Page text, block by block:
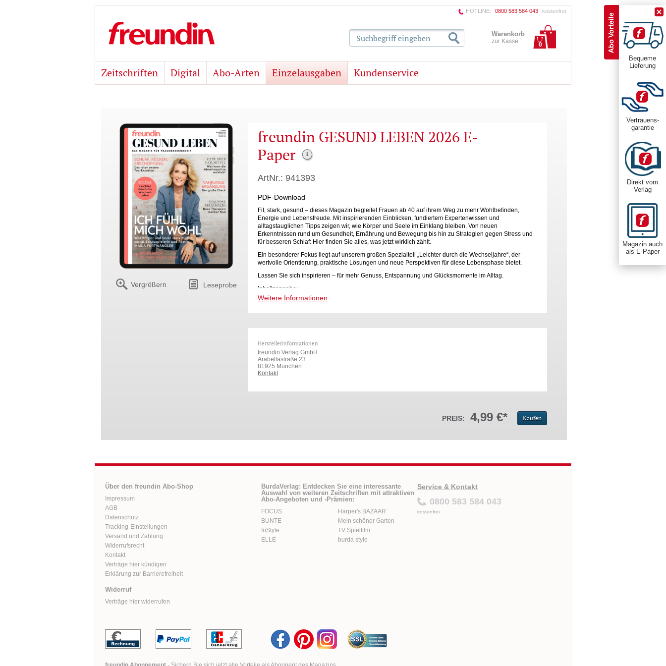
HOTLINE: 0800 583 584 043 kostenfrei
Zeitschriften Digital Abo-Arten Einzelausgaben Kundenservice
Warenkorb
zur Kasse 0
Suchbegriff eingeben
Vergrößern Leseprobe
freundin GESUND LEBEN 2026 E-
Paper
ArtNr.: 941393
PDF-Download
Fit, stark, gesund – dieses Magazin begleitet Frauen ab 40 auf ihrem Weg zu mehr Wohlbefinden,
Energie und Lebensfreude. Mit inspirierenden Einblicken, fundiertem Expertenwissen und
alltagstauglichen Tipps zeigen wir, wie Körper und Seele im Einklang bleiben. Von neuen
Erkenntnissen rund um Gesundheit, Ernährung und Bewegung bis hin zu Strategien gegen Stress und
für besseren Schlaf: Hier finden Sie alles, was jetzt wirklich zählt.
Ein besonderer Fokus liegt auf unserem großen Spezialteil „Leichter durch die Wechseljahre“, der
wertvolle Orientierung, praktische Lösungen und neue Perspektiven für diese Lebensphase bietet.
Lassen Sie sich inspirieren – für mehr Genuss, Entspannung und Glücksmomente im Alltag.
Inhaltsangabe:
Nie wieder Rücken - Die besten Strategien
u.v.m.
SPEZIAL:
Leichter durch die Wechseljahre - In Balance, wenn uns Wechsel verändert, So geht
Weitere Informationen
Herstellerinformationen
freundin Verlag GmbH
Arabellastraße 23
81925 München
Kontakt
PREIS: 4,99 €* Kaufen
Über den freundin Abo-Shop
Impressum
AGB
Datenschutz
Tracking-Einstellungen
Versand und Zahlung
Widerrufsrecht
Kontakt
Verträge hier kündigen
Erklärung zur Barrierefreiheit
Widerruf
Verträge hier widerrufen
BurdaVerlag: Entdecken Sie eine interessante
Auswahl von weiteren Zeitschriften mit attraktiven
Abo-Angeboten und -Prämien:
FOCUS
BUNTE
InStyle
ELLE
Harper's BAZAAR
Mein schöner Garten
TV Spielfilm
burda style
Service & Kontakt
0800 583 584 043
kostenfrei
Bequeme
Lieferung
Vertrauens-
garantie
Direkt vom
Verlag
Magazin auch
als E-Paper